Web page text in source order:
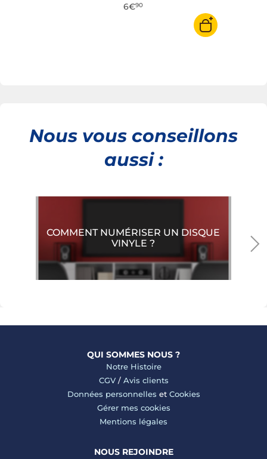
6€90
Nous vous conseillons
aussi :
COMMENT NUMÉRISER UN DISQUE
VINYLE ?
QUI SOMMES NOUS ?
Notre Histoire
CGV/ Avis clients
Données personnelles et Cookies
Gérer mes cookies
Mentions légales
NOUS REJOINDRE